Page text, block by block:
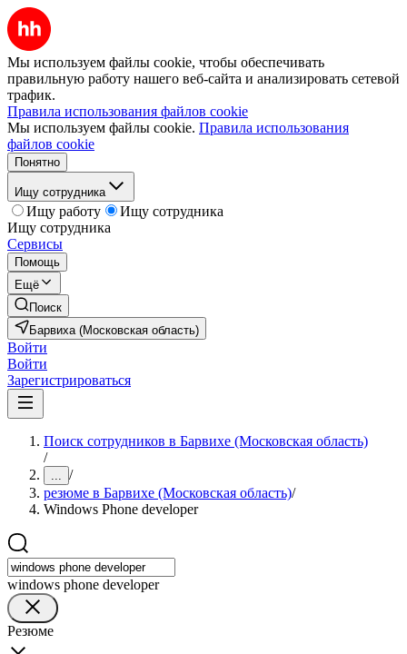
Мы используем файлы cookie, чтобы обеспечивать
правильную работу нашего веб-сайта и анализировать сетевой
трафик.
Правила использования файлов cookie
Мы используем файлы cookie. Правила использования
файлов cookie
Понятно
Ищу сотрудника
Ищу работу
Ищу сотрудника
Ищу сотрудника
Сервисы
Помощь
Ещё
Поиск
Барвиха (Московская область)
Войти
Войти
Зарегистрироваться
Поиск сотрудников в Барвихе (Московская область)
/
... /
резюме в Барвихе (Московская область)/
Windows Phone developer
windows phone developer
Резюме